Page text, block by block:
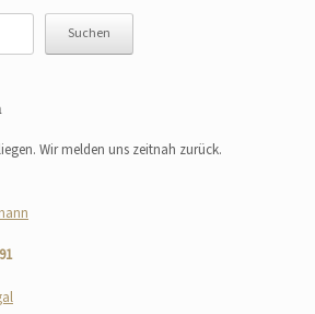
Suchen
Wir melden uns zeitnah zurück.